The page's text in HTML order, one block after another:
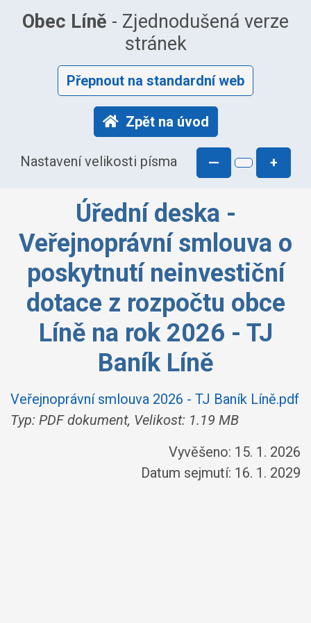
Obec Líně - Zjednodušená verze
stránek
Přepnout na standardní web
Zpět na úvod
Nastavení velikosti písma — +
Úřední deska -
Veřejnoprávní smlouva o
poskytnutí neinvestiční
dotace z rozpočtu obce
Líně na rok 2026 - TJ
Baník Líně
Veřejnoprávní smlouva 2026 - TJ Baník Líně.pdf
Typ: PDF dokument, Velikost: 1.19 MB
Vyvěšeno: 15. 1. 2026
Datum sejmutí: 16. 1. 2029